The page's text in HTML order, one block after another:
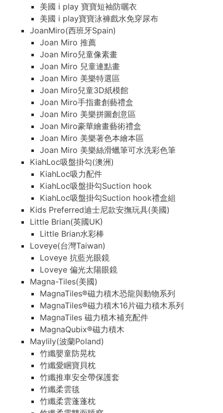
美國 i play 寶寶短袖防曬衣
美國 i play寶寶泳褲戲水免穿尿布
JoanMiro(西班牙Spain)
Joan Miro 推薦
Joan Miro兒童像素畫
Joan Miro 兒童連點畫
Joan Miro 美樂特選區
Joan Miro兒童3D紙模館
Joan Miro手指畫創藝禮盒
Joan Miro 美樂拼圖創意區
Joan Miro豪華繪畫藝術禮盒
Joan Miro 美樂著色本繪本區
Joan Miro 美樂絲滑蠟筆可水洗彩色筆
KiahLoc吸盤掛勾(澳洲)
KiahLoc吸力配件
KiahLoc吸盤掛勾Suction hook
KiahLoc吸盤掛勾Suction hook禮盒組
Kids Preferred迪士尼款安撫玩具(美國)
Little Brian(英國UK)
Little Brian水彩棒
Loveye(台灣Taiwan)
Loveye 抗藍光眼鏡
Loveye 偏光太陽眼鏡
Magna-Tiles(美國)
MagnaTiles®磁力積木恐龍與動物系列
MagnaTiles®磁力積木16片磁力積木系列
MagnaTiles 磁力積木補充配件
MagnaQubix®磁力積木
Maylily(波蘭Poland)
竹纖嬰童防晃枕
竹纖愛睏寶貝枕
竹纖推車安全帶保護套
竹纖柔雲毯
竹纖柔雲蓬蓬枕